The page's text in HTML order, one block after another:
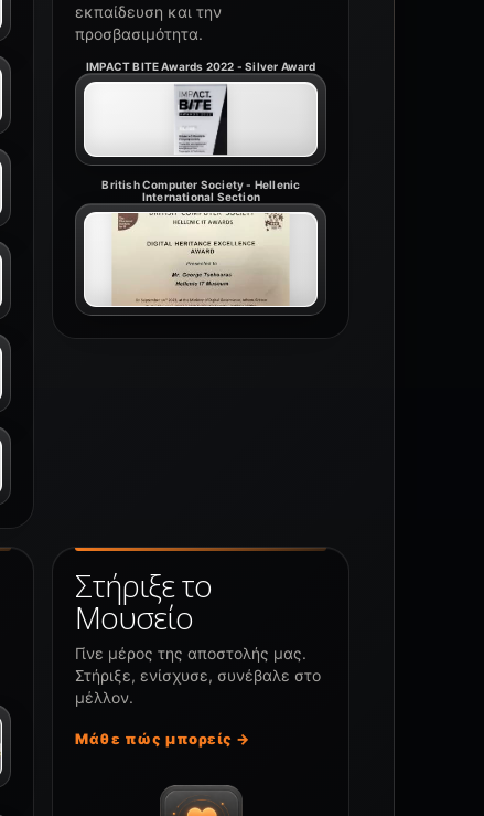
εκπαίδευση και την
προσβασιμότητα.
IMPACT BITE Awards 2022 - Silver Award
British Computer Society - Hellenic
International Section
Στήριξε το
Μουσείο
Γίνε μέρος της αποστολής μας.
Στήριξε, ενίσχυσε, συνέβαλε στο
μέλλον.
Μάθε πώς μπορείς →